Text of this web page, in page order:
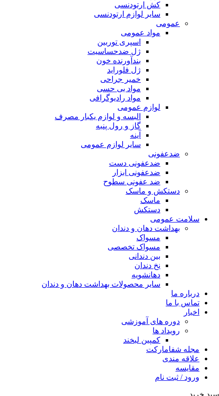
کش ارتودنسی
سایر لوازم ارتودنسی
عمومی
مواد عمومی
اسپری توربین
ژل ضدحساسیت
بندآورنده خون
ژل فلوراید
خمیر جراحی
مواد بی حسی
مواد رادیوگرافی
لوازم عمومی
البسه و لوازم یکبار مصرف
گاز و رول پنبه
آینه
سایر لوازم عمومی
ضدعفونی
ضدعفونی دست
ضدعفونی ابزار
ضد عفونی سطوح
دستکش و ماسک
ماسک
دستکش
سلامت عمومی
بهداشت دهان و دندان
مسواک
مسواک تخصصی
بین دندانی
نخ دندان
دهانشویه
سایر محصولات بهداشت دهان و دندان
درباره ما
تماس با ما
اخبار
دوره های آموزشی
رویداد ها
کمپین لبخند
مجله شفامارکت
علاقه مندی
مقایسه
ورود / ثبت نام
سبد خرید